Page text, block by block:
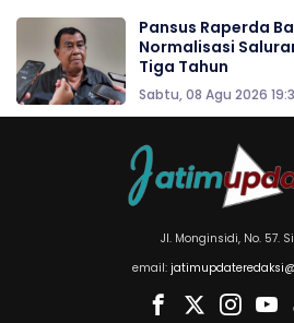
Pansus Raperda
Normalisasi
Tiga Tahun
Sabtu, 08 Agu 2026
Jl. Monginsidi, No. 57.
email: